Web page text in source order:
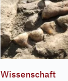
Wissenschaft